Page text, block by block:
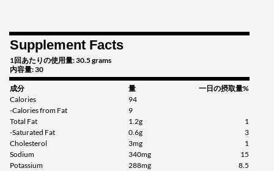
カートに入れる »
Supplement Facts
1回あたりの使用量: 30.5 grams
内容量: 30
成分 量
一日の摂取量%
Calories
94
-Calories from Fat
9
Total Fat
1.2g
1
-Saturated Fat
0.6g
3
Cholesterol
3mg
1
Sodium
340mg
15
Potassium
288mg
8.5